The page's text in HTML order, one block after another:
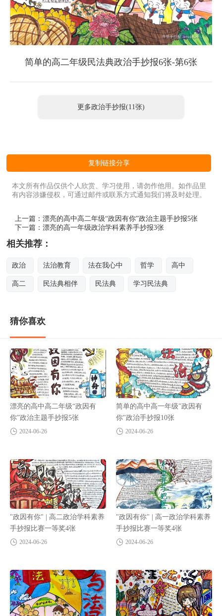
简单的高二年级民法典政治手抄报6张-第6张
更多政治手抄报(11张)
复制链接分享
本文所有作品仅供个人欣赏、学习使用，请勿作他用。如作品里
有内容涉嫌侵权，可通过邮件或联系方式通知我们将及时处理。
上一篇：漂亮的高中高二年级“政因有你”政治主题手抄报5张
下一篇：漂亮的高一年级政治学科素养手抄报3张
相关推荐：
政治 法治教育 法在我心中 哲学 高中
高二 民法典相伴 民法典 学习民法典
猜你喜欢
漂亮的高中高二年级“政因有
你”政治主题手抄报5张
2024-06-26
简单的高中高一年级"政因有
你"政治手抄报10张
2024-06-26
"政因有你" | 高二政治学科素养
手抄报比赛一等奖4张
2024-06-26
"政因有你" | 高一政治学科素养
手抄报比赛一等奖4张
2024-06-26